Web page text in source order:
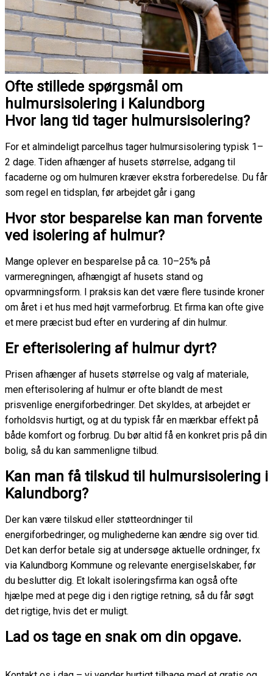
Ofte stillede spørgsmål om
hulmursisolering i Kalundborg
Hvor lang tid tager hulmursisolering?
For et almindeligt parcelhus tager hulmursisolering typisk 1–
2 dage. Tiden afhænger af husets størrelse, adgang til
facaderne og om hulmuren kræver ekstra forberedelse. Du får
som regel en tidsplan, før arbejdet går i gang
Hvor stor besparelse kan man forvente
ved isolering af hulmur?
Mange oplever en besparelse på ca. 10–25% på
varmeregningen, afhængigt af husets stand og
opvarmningsform. I praksis kan det være flere tusinde kroner
om året i et hus med højt varmeforbrug. Et firma kan ofte give
et mere præcist bud efter en vurdering af din hulmur.
Er efterisolering af hulmur dyrt?
Prisen afhænger af husets størrelse og valg af materiale,
men efterisolering af hulmur er ofte blandt de mest
prisvenlige energiforbedringer. Det skyldes, at arbejdet er
forholdsvis hurtigt, og at du typisk får en mærkbar effekt på
både komfort og forbrug. Du bør altid få en konkret pris på din
bolig, så du kan sammenligne tilbud.
Kan man få tilskud til hulmursisolering i
Kalundborg?
Der kan være tilskud eller støtteordninger til
energiforbedringer, og mulighederne kan ændre sig over tid.
Det kan derfor betale sig at undersøge aktuelle ordninger, fx
via Kalundborg Kommune og relevante energiselskaber, før
du beslutter dig. Et lokalt isoleringsfirma kan også ofte
hjælpe med at pege dig i den rigtige retning, så du får søgt
det rigtige, hvis det er muligt.
Lad os tage en snak om din opgave.